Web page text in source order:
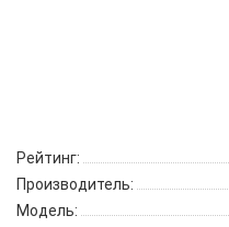
Рейтинг:
Производитель:
Модель: